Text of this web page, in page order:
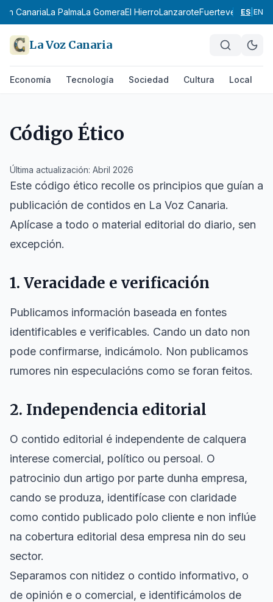
CanariaLa PalmaLa GomeraEl HierroLanzaroteFuerteventura
ES EN
La Voz Canaria
Economía Tecnología Sociedad Cultura Local
Código Ético
Última actualización: Abril 2026
Este código ético recolle os principios que guían a
publicación de contidos en La Voz Canaria.
Aplícase a todo o material editorial do diario, sen
excepción.
1. Veracidade e verificación
Publicamos información baseada en fontes
identificables e verificables. Cando un dato non
pode confirmarse, indicámolo. Non publicamos
rumores nin especulacións como se foran feitos.
2. Independencia editorial
O contido editorial é independente de calquera
interese comercial, político ou persoal. O
patrocinio dun artigo por parte dunha empresa,
cando se produza, identifícase con claridade
como contido publicado polo cliente e non inflúe
na cobertura editorial desa empresa nin do seu
sector.
Separamos con nitidez o contido informativo, o
de opinión e o comercial, e identificámolos de